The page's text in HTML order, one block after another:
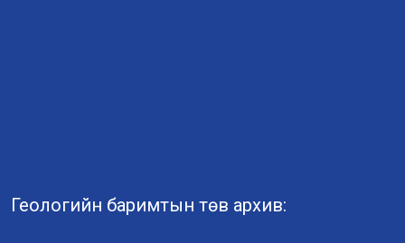
Геологийн баримтын төв архив: